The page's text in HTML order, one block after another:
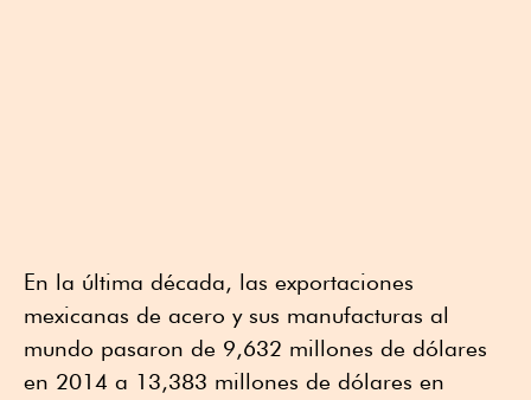
En la última década, las exportaciones
mexicanas de acero y sus manufacturas al
mundo pasaron de 9,632 millones de dólares
en 2014 a 13,383 millones de dólares en